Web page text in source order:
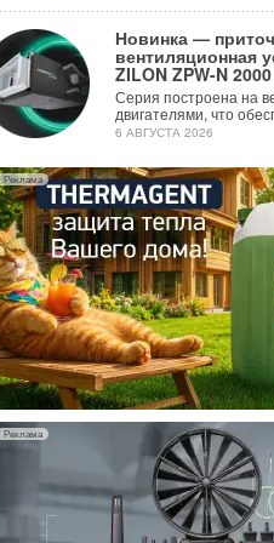
Новинка —
вентиляционная
ZILON ZPW-N
Серия построена на
двигателями, что
6 АВГУСТА 2026
Учёные ЮУрГУ
каскадную
объединяющую
геотермальную
Природосберегающие
6 АВГУСТА 2026
Для Арктики
технологию
Разработка
мерзлоты,
6 АВГУСТА 2026
Гибридный
с одним общим
Исследователи
конструкцию
Реклама
Реклама